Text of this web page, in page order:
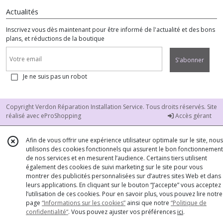
Actualités
Inscrivez vous dès maintenant pour être informé de l'actualité et des bons
plans, et réductions de la boutique
S'abonner
Je ne suis pas un robot
Copyright Verdon Réparation Installation Service. Tous droits réservés. Site
réalisé avec eProShopping Accès gérant
Afin de vous offrir une expérience utilisateur optimale sur le site, nous
utilisons des cookies fonctionnels qui assurent le bon fonctionnement
de nos services et en mesurent l’audience. Certains tiers utilisent
également des cookies de suivi marketing sur le site pour vous
montrer des publicités personnalisées sur d’autres sites Web et dans
leurs applications. En cliquant sur le bouton “J’accepte” vous acceptez
l’utilisation de ces cookies. Pour en savoir plus, vous pouvez lire notre
page “Informations sur les cookies” ainsi que notre “Politique de
confidentialité“. Vous pouvez ajuster vos préférences ici.